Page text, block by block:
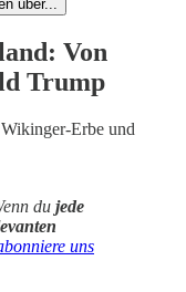
über...
Von
Trump
Erbe und
du jede
uns